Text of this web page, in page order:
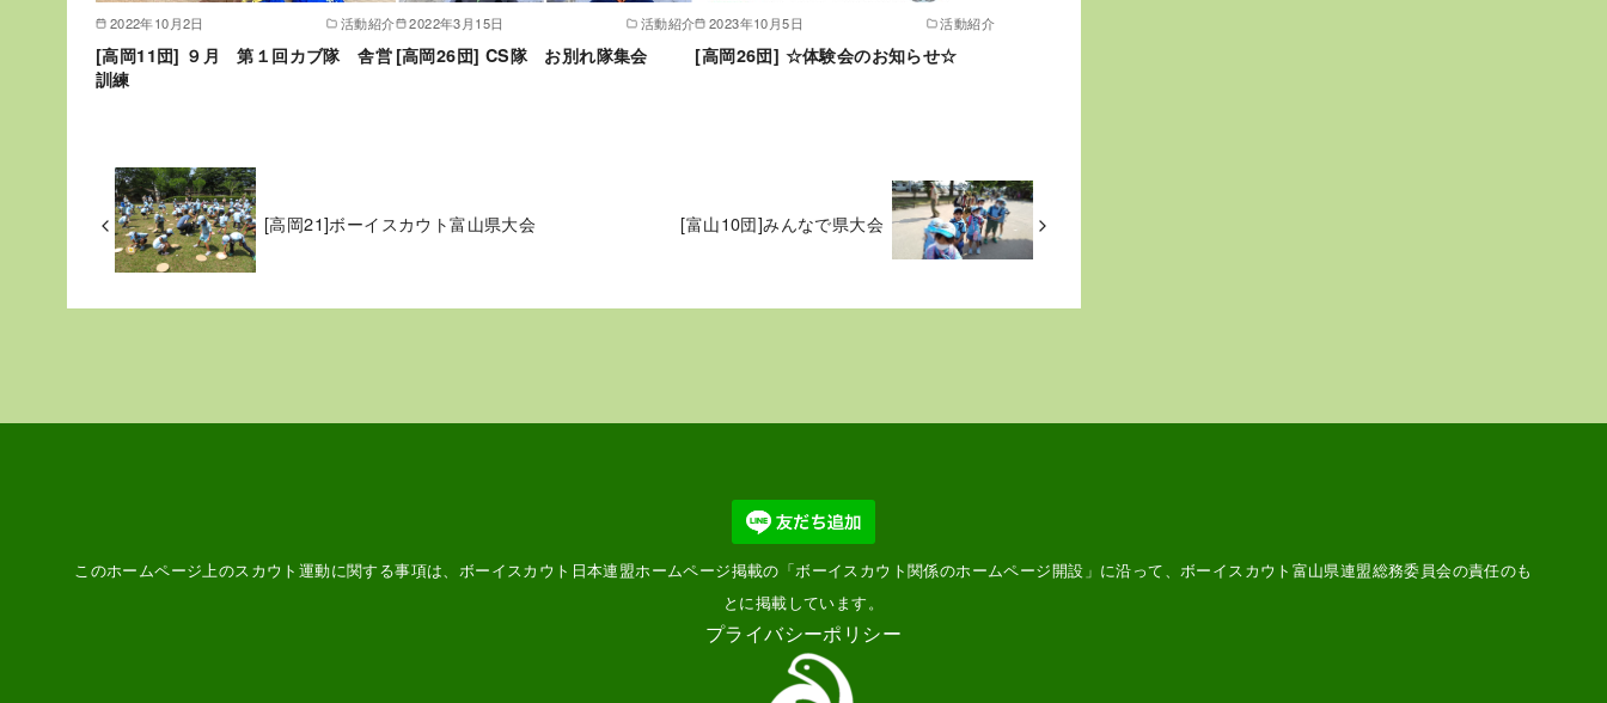
2022年10月2日 活動紹介
[高岡11団] ９月 第１回カブ隊 舎営
訓練
2022年3月15日 活動紹介
[高岡26団] CS隊 お別れ隊集会
2023年10月5日 活動紹介
[高岡26団] ☆体験会のお知らせ☆
[高岡21]ボーイスカウト富山県大会 [富山10団]みんなで県大会
このホームページ上のスカウト運動に関する事項は、ボーイスカウト日本連盟ホームページ掲載の「ボーイスカウト関係のホームページ開設 」に沿って、ボーイスカウト富山県連盟総務委員会の責任のも
とに掲載しています。
プライバシーポリシー